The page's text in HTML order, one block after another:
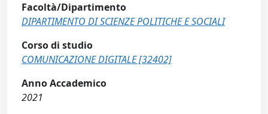
Facoltà/Dipartimento
DIPARTIMENTO DI SCIENZE POLITICHE E SOCIALI
Corso di studio
COMUNICAZIONE DIGITALE [32402]
Anno Accademico
2021